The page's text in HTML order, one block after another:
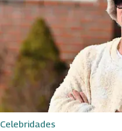
Celebridades